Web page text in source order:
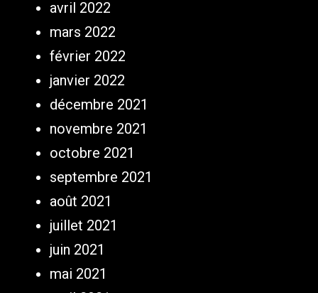
avril 2022
mars 2022
février 2022
janvier 2022
décembre 2021
novembre 2021
octobre 2021
septembre 2021
août 2021
juillet 2021
juin 2021
mai 2021